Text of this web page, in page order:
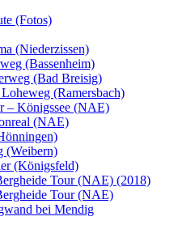
(Fotos)
(Niederzissen)
(Bassenheim)
(Bad Breisig)
(Ramersbach)
– Königssee (NAE)
(NAE)
(Weibern)
(Königsfeld)
Tour (NAE) (2018)
Tour (NAE)
bei Mendig